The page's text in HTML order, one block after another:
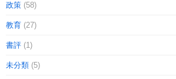
政策 (58)
教育 (27)
書評 (1)
未分類 (5)